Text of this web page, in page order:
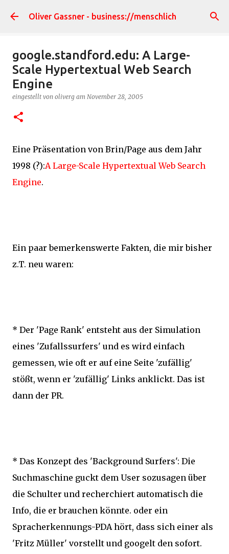
Direkt zum Hauptbereich
Oliver Gassner - business://menschlich
google.standford.edu: A Large-
Scale Hypertextual Web Search
Engine
eingestellt von oliverg am November 28, 2005
Eine Präsentation von Brin/Page aus dem Jahr
1998 (?):A Large-Scale Hypertextual Web Search
Engine.
Ein paar bemerkenswerte Fakten, die mir bisher
z.T. neu waren:
* Der 'Page Rank' entsteht aus der Simulation
eines 'Zufallssurfers' und es wird einfach
gemessen, wie oft er auf eine Seite 'zufällig'
stößt, wenn er 'zufällig' Links anklickt. Das ist
dann der PR.
* Das Konzept des 'Background Surfers': Die
Suchmaschine guckt dem User sozusagen über
die Schulter und recherchiert automatisch die
Info, die er brauchen könnte. oder ein
Spracherkennungs-PDA hört, dass sich einer als
'Fritz Müller' vorstellt und googelt den sofort.